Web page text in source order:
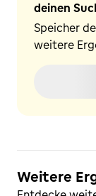
deinen
Speicher
weitere
Weitere